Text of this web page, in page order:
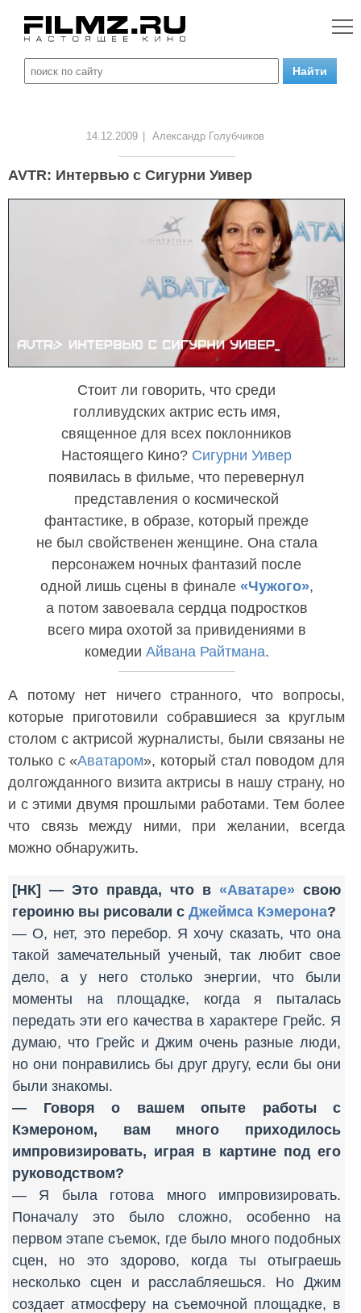
14.12.2009 Александр Голубчиков
AVTR: Интервью с Сигурни Уивер
Стоит ли говорить, что среди
голливудских актрис есть имя,
священное для всех поклонников
Настоящего Кино? Сигурни Уивер
появилась в фильме, что перевернул
представления о космической
фантастике, в образе, который прежде
не был свойственен женщине. Она стала
персонажем ночных фантазий после
одной лишь сцены в финале «Чужого»,
а потом завоевала сердца подростков
всего мира охотой за привидениями в
комедии Айвана Райтмана.
А потому нет ничего странного, что вопросы,
которые приготовили собравшиеся за круглым
столом с актрисой журналисты, были связаны не
только с «Аватаром», который стал поводом для
долгожданного визита актрисы в нашу страну, но
и с этими двумя прошлыми работами. Тем более
что связь между ними, при желании, всегда
можно обнаружить.
[НК] — Это правда, что в «Аватаре» свою
героиню вы рисовали с Джеймса Кэмерона?
— О, нет, это перебор. Я хочу сказать, что она
такой замечательный ученый, так любит свое
дело, а у него столько энергии, что были
моменты на площадке, когда я пыталась
передать эти его качества в характере Грейс. Я
думаю, что Грейс и Джим очень разные люди,
но они понравились бы друг другу, если бы они
были знакомы.
— Говоря о вашем опыте работы с
Кэмероном, вам много приходилось
импровизировать, играя в картине под его
руководством?
— Я была готова много импровизировать.
Поначалу это было сложно, особенно на
первом этапе съемок, где было много подобных
сцен, но это здорово, когда ты отыграешь
несколько сцен и расслабляешься. Но Джим
создает атмосферу на съемочной площадке, в